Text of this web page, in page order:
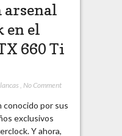
arsenal
en el
660 Ti
, No Comment
conocido por sus
exclusivos
Y ahora,